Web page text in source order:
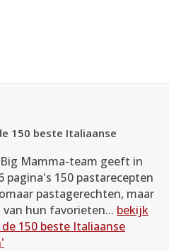
150 beste Italiaanse
Mamma-team geeft in
pagina's 150 pastarecepten
pastagerechten, maar
hun favorieten... bekijk
150 beste Italiaanse